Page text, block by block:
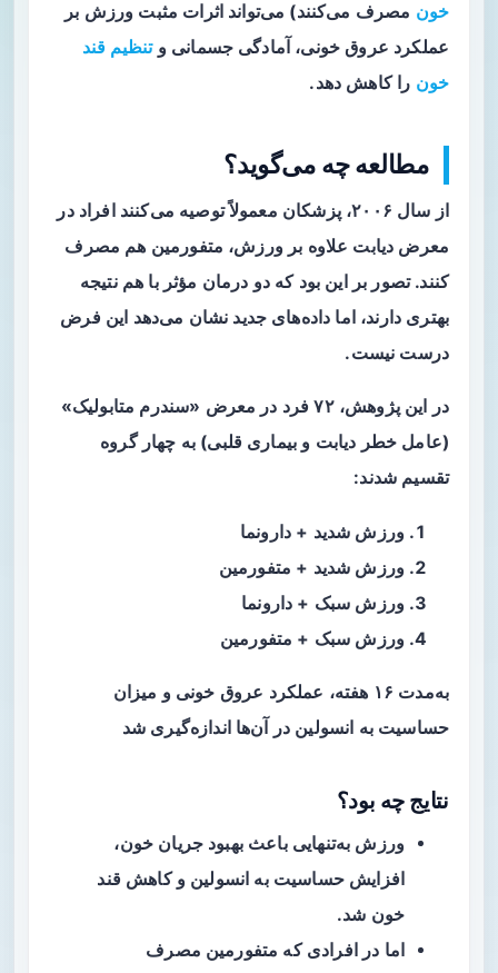
خون مصرف می‌کنند) می‌تواند اثرات مثبت ورزش بر
عملکرد عروق خونی، آمادگی جسمانی وتنظیم قند
خون را کاهش دهد.
مطالعه چه می‌گوید؟
از سال ۲۰۰۶، پزشکان معمولاً توصیه می‌کنند افراد در
معرض دیابت علاوه بر ورزش، متفورمین هم مصرف
کنند. تصور بر این بود که دو درمان مؤثر با هم نتیجه
بهتری دارند، اما داده‌های جدید نشان می‌دهد این فرض
درست نیست.
در این پژوهش، ۷۲ فرد در معرض «سندرم متابولیک»
(عامل خطر دیابت و بیماری قلبی) به چهار گروه
تقسیم شدند:
ورزش شدید + دارونما
ورزش شدید + متفورمین
ورزش سبک + دارونما
ورزش سبک + متفورمین
به‌مدت ۱۶ هفته، عملکرد عروق خونی و میزان
حساسیت به انسولین در آن‌ها اندازه‌گیری شد
نتایج چه بود؟
ورزش به‌تنهایی باعث بهبود جریان خون،
افزایش حساسیت به انسولین و کاهش قند
خون شد.
اما در افرادی که متفورمین مصرف